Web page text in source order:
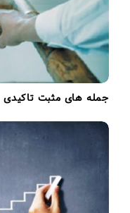
جمله های مثبت تاکیدی